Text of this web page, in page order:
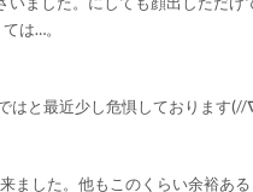
ては…。
はと最近少し危惧しております(//
ました。他もこのくらい余裕あ